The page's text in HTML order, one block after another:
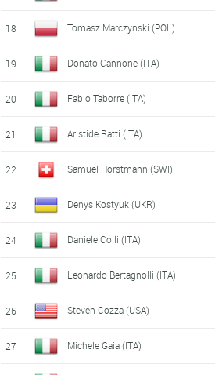
18 Tomasz Marczynski (POL)
19 Donato Cannone (ITA)
20 Fabio Taborre (ITA)
21 Aristide Ratti (ITA)
22 Samuel Horstmann (SWI)
23 Denys Kostyuk (UKR)
24 Daniele Colli (ITA)
25 Leonardo Bertagnolli (ITA)
26 Steven Cozza (USA)
27 Michele Gaia (ITA)